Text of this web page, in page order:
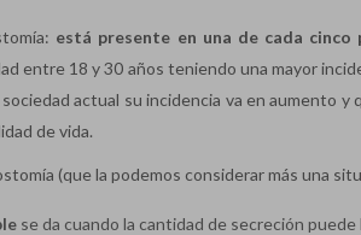
está presente en una de cada cinco
entre 18 y 30 años teniendo una mayor
actual su incidencia va en aumento
de vida.
(que la podemos considerar más una
se da cuando la cantidad de secreción